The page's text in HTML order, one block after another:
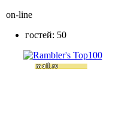
on-line
гостей: 50